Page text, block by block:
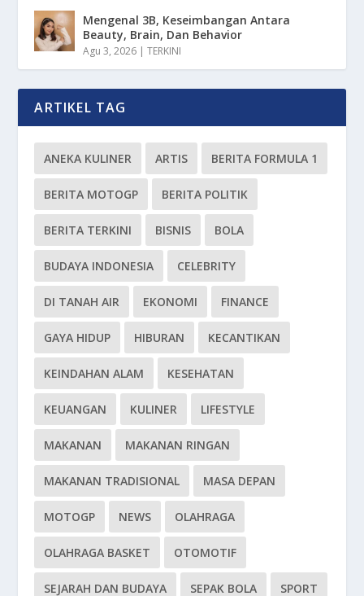
Mengenal 3B, Keseimbangan Antara
Beauty, Brain, Dan Behavior
Agu 3, 2026 |TERKINI
ARTIKEL TAG
ANEKA KULINER ARTIS BERITA FORMULA 1
BERITA MOTOGP BERITA POLITIK
BERITA TERKINI BISNIS BOLA
BUDAYA INDONESIA CELEBRITY
DI TANAH AIR EKONOMI FINANCE
GAYA HIDUP HIBURAN KECANTIKAN
KEINDAHAN ALAM KESEHATAN
KEUANGAN KULINER LIFESTYLE
MAKANAN MAKANAN RINGAN
MAKANAN TRADISIONAL MASA DEPAN
MOTOGP NEWS OLAHRAGA
OLAHRAGA BASKET OTOMOTIF
SEJARAH DAN BUDAYA SEPAK BOLA SPORT